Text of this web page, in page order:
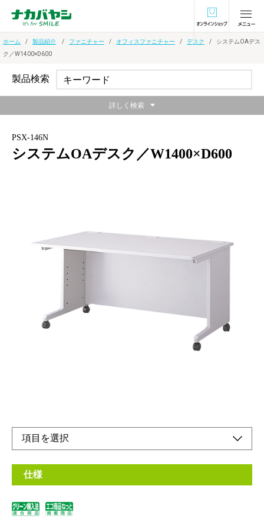
オンラインショ
ホーム 製品紹介 ファニチャー オフィスファニチャー デスク
システムOAデス
ク／W1400×D600
PSX-146N
システムOAデスク／W1400×D600
W1400mmタイプD600mmタイプ
メーカー希望小売価格：
+ 税
天板サイズは幅7種類×奥行3種類の21種類。
また、オプションのアジャスターで高さが3種類選べます。
仕様
製品検索
詳しく検索